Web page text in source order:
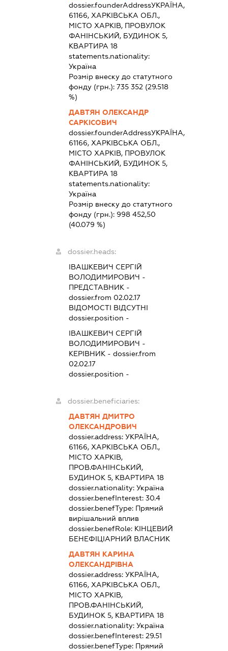
dossier.founderAddressУКРАЇНА,
61166, ХАРКІВСЬКА ОБЛ.,
МІСТО ХАРКІВ, ПРОВУЛОК
ФАНІНСЬКИЙ, БУДИНОК 5,
КВАРТИРА 18
statements.nationality:
Україна
Розмір внеску до статутного
фонду (грн.):735 352 (29.518
%)
ДАВТЯН ОЛЕКСАНДР
САРКІСОВИЧ
dossier.founderAddressУКРАЇНА,
61166, ХАРКІВСЬКА ОБЛ.,
МІСТО ХАРКІВ, ПРОВУЛОК
ФАНІНСЬКИЙ, БУДИНОК 5,
КВАРТИРА 18
statements.nationality:
Україна
Розмір внеску до статутного
фонду (грн.): 998 452,50
(40.079 %)
dossier.heads:
ІВАШКЕВИЧ СЕРГІЙ
ВОЛОДИМИРОВИЧ -
ПРЕДСТАВНИК -
dossier.from 02.02.17
ВІДОМОСТІ ВІДСУТНІ
dossier.position -
ІВАШКЕВИЧ СЕРГІЙ
ВОЛОДИМИРОВИЧ -
КЕРІВНИК - dossier.from
02.02.17
dossier.position -
dossier.beneficiaries:
ДАВТЯН ДМИТРО
ОЛЕКСАНДРОВИЧ
dossier.address:УКРАЇНА,
61166, ХАРКІВСЬКА ОБЛ.,
МІСТО ХАРКІВ,
ПРОВ.ФАНІНСЬКИЙ,
БУДИНОК 5, КВАРТИРА 18
dossier.nationality:Україна
dossier.benefInterest:30.4
dossier.benefType: Прямий
вирішальний вплив
dossier.benefRole: КІНЦЕВИЙ
БЕНЕФІЦІАРНИЙ ВЛАСНИК
ДАВТЯН КАРИНА
ОЛЕКСАНДРІВНА
dossier.address:УКРАЇНА,
61166, ХАРКІВСЬКА ОБЛ.,
МІСТО ХАРКІВ,
ПРОВ.ФАНІНСЬКИЙ,
БУДИНОК 5, КВАРТИРА 18
dossier.nationality:Україна
dossier.benefInterest:29.51
dossier.benefType: Прямий